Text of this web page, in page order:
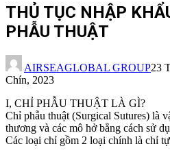
THỦ TỤC NHẬP
PHẪU THUẬT
AIRSEAGLOBAL GROUP23
Chín, 2023
I, CHỈ PHẪU THUẬT LÀ GÌ?
Chỉ phẫu thuật (Surgical Sutures) là
thương và các mô hở bằng cách sử
Các loại chỉ gồm 2 loại chính là chỉ